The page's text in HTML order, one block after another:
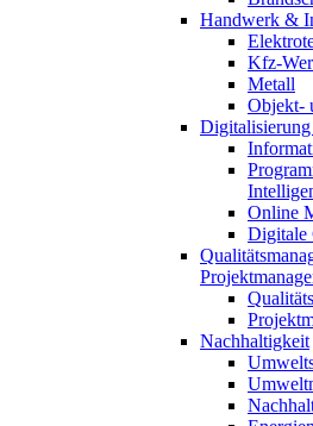
Handwerk &
Kfz-
Metall
Objekt-
Online
Digitale
Nachhaltigkeit